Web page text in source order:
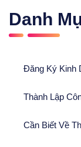
Danh
Đăng Ký Kinh
Thành Lập
Cần Biết Về